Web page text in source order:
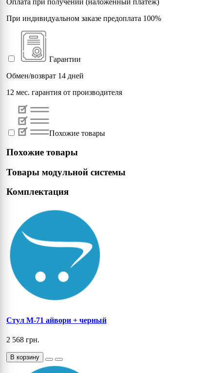
Оплата при получении (наложенный платеж)
При индивидуальном заказе предоплата 100%
Гарантии
Обмен/возврат 14 дней
12 мес. гарантия от производителя
Похожие товары
Похожие товары
Товары модульной системы
Комплектация
Cтул M-71 айвори + черный
2 568 грн.
В корзину